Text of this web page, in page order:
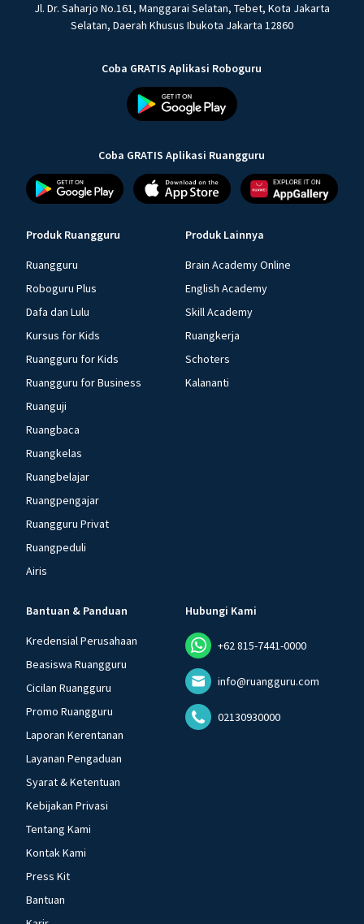
Jl. Dr. Saharjo No.161, Manggarai Selatan, Tebet, Kota Jakarta
Selatan, Daerah Khusus Ibukota Jakarta 12860
Coba GRATIS Aplikasi Roboguru
Coba GRATIS Aplikasi Ruangguru
Produk Ruangguru
Ruangguru
Roboguru Plus
Dafa dan Lulu
Kursus for Kids
Ruangguru for Kids
Ruangguru for Business
Ruanguji
Ruangbaca
Ruangkelas
Ruangbelajar
Ruangpengajar
Ruangguru Privat
Ruangpeduli
Airis
Produk Lainnya
Brain Academy Online
English Academy
Skill Academy
Ruangkerja
Schoters
Kalananti
Bantuan & Panduan
Kredensial Perusahaan
Beasiswa Ruangguru
Cicilan Ruangguru
Promo Ruangguru
Laporan Kerentanan
Layanan Pengaduan
Syarat & Ketentuan
Kebijakan Privasi
Tentang Kami
Kontak Kami
Press Kit
Bantuan
Hubungi Kami
+62 815-7441-0000
info@ruangguru.com
02130930000